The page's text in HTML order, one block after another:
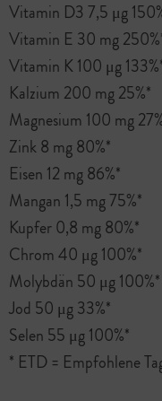
Vitamin D3 7,5 μg
Vitamin E 30 mg
Vitamin K 100 μg
Kalzium 200 mg 25%*
Magnesium 100 mg
Zink 8 mg 80%*
Eisen 12 mg 86%*
Mangan 1,5 mg 75%*
Kupfer 0,8 mg 80%*
Chrom 40 μg 100%*
Molybdän 50 μg 100%*
Jod 50 μg 33%*
Selen 55 μg 100%*
* ETD = Empfohlene